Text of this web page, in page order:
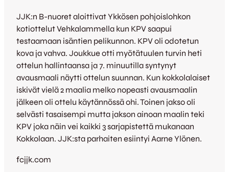
JJK:n B-nuoret aloittivat Ykkösen pohjoislohkon
kotiottelut Vehkalammella kun KPV saapui
testaamaan isäntien pelikunnon. KPV oli odotetun
kova ja vahva. Joukkue otti myötätuulen turvin heti
ottelun hallintaansa ja 7. minuutilla syntynyt
avausmaali näytti ottelun suunnan. Kun kokkolalaiset
iskivät vielä 2 maalia melko nopeasti avausmaalin
jälkeen oli ottelu käytännössä ohi. Toinen jakso oli
selvästi tasaisempi mutta jakson ainoan maalin teki
KPV joka näin vei kaikki 3 sarjapistettä mukanaan
Kokkolaan. JJK:sta parhaiten esiintyi Aarne Ylönen.
fcjjk.com